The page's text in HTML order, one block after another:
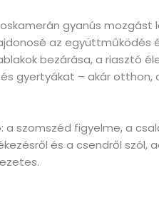
gyanús mozgást
az együttműködés
bezárása, a riasztó
gyertyákat – akár
szomszéd figyelme, a
és a csendről